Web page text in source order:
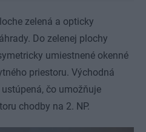
zelená a opticky
Do zelenej plochy
umiestnené okenné
priestoru. Východná
čo umožňuje
chodby na 2. NP.